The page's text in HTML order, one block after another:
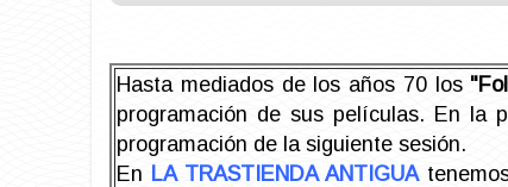
Hasta mediados de los años 70 los
programación de sus películas. En
programación de la siguiente sesión.
En LA TRASTIENDA ANTIGUA